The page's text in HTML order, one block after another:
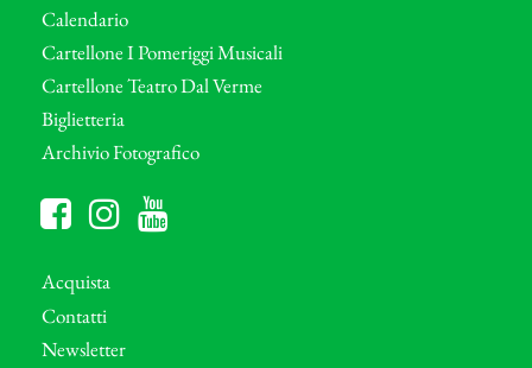
Calendario
Cartellone I Pomeriggi Musicali
Cartellone Teatro Dal Verme
Biglietteria
Archivio Fotografico
Acquista
Contatti
Newsletter